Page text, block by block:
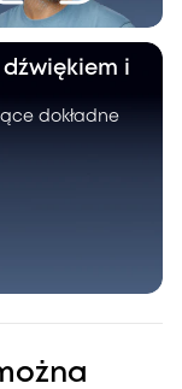
i
dokładne